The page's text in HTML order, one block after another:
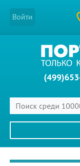
Войти
Главное меню